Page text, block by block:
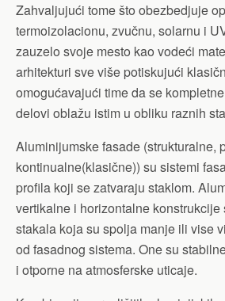
Zahvaljujući tome što obezbedjuje
termoizolacionu, zvučnu, solarnu i
zauzelo svoje mesto kao vodeći
arhitekturi sve više potiskujući
omogućavajući time da se
delovi oblažu istim u obliku raznih
Aluminijumske fasade (strukturalne,
kontinualne(klasične)) su sistemi
profila koji se zatvaraju staklom.
vertikalne i horizontalne
stakala koja su spolja manje ili vise
od fasadnog sistema. One su
i otporne na atmosferske uticaje.